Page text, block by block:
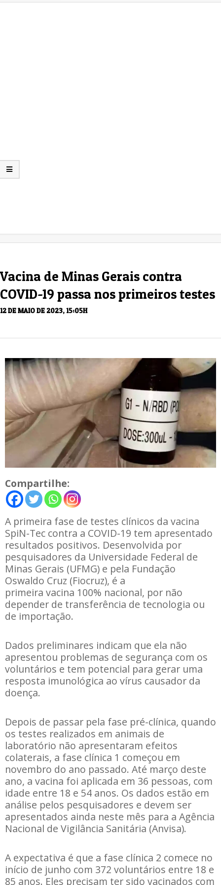
Vacina de Minas Gerais contra
COVID-19 passa nos primeiros testes
12 DE MAIO DE 2023, 15:05H
Compartilhe:
A primeira fase de testes clínicos da vacina
SpiN-Tec contra a COVID-19 tem apresentado
resultados positivos. Desenvolvida por
pesquisadores da Universidade Federal de
Minas Gerais (UFMG) e pela Fundação
Oswaldo Cruz (Fiocruz), é a
primeira vacina 100% nacional, por não
depender de transferência de tecnologia ou
de importação.
Dados preliminares indicam que ela não
apresentou problemas de segurança com os
voluntários e tem potencial para gerar uma
resposta imunológica ao vírus causador da
doença.
Depois de passar pela fase pré-clínica, quando
os testes realizados em animais de
laboratório não apresentaram efeitos
colaterais, a fase clínica 1 começou em
novembro do ano passado. Até março deste
ano, a vacina foi aplicada em 36 pessoas, com
idade entre 18 e 54 anos. Os dados estão em
análise pelos pesquisadores e devem ser
apresentados ainda neste mês para a Agência
Nacional de Vigilância Sanitária (Anvisa).
A expectativa é que a fase clínica 2 comece no
início de junho com 372 voluntários entre 18 e
85 anos. Eles precisam ter sido vacinados com